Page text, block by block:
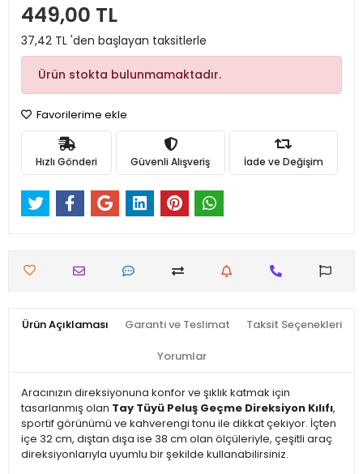
449,00 TL
37,42 TL 'den başlayan taksitlerle
Ürün stokta bulunmamaktadır.
Favorilerime ekle
Hızlı Gönderi Güvenli Alışveriş İade ve Değişim
Ürün Açıklaması Garanti ve Teslimat Taksit Seçenekleri
Yorumlar
Aracınızın direksiyonuna konfor ve şıklık katmak için
tasarlanmış olan Tay Tüyü Peluş Geçme Direksiyon Kılıfı,
sportif görünümü ve kahverengi tonu ile dikkat çekiyor. İçten
içe 32 cm, dıştan dışa ise 38 cm olan ölçüleriyle, çeşitli araç
direksiyonlarıyla uyumlu bir şekilde kullanabilirsiniz.